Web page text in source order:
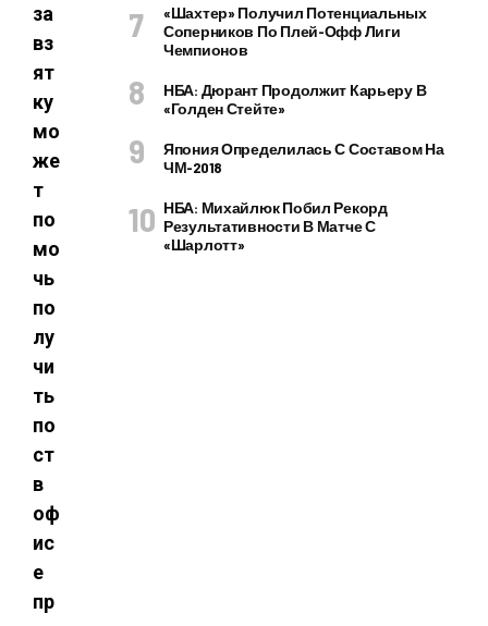
за
вз
ят
ку
мо
же
т
по
мо
чь
по
лу
чи
ть
по
ст
в
оф
ис
е
пр
«Шахтер» Получил Потенциальных
Соперников По Плей-Офф Лиги
Чемпионов
НБА: Дюрант Продолжит Карьеру В
«Голден Стейте»
Япония Определилась С Составом На
ЧМ-2018
НБА: Михайлюк Побил Рекорд
Результативности В Матче С
«Шарлотт»